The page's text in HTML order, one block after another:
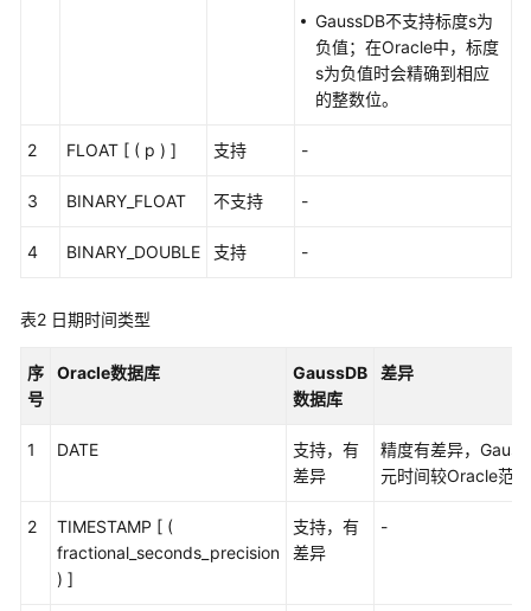
指
调
指
参
考
GaussDB不支持标度s为
负值；在Oracle中，标度
s为负值时会精确到相应
的整数位。
2 FLOAT [ ( p ) ] 支持 -
3 BINARY_FLOAT 不支持 -
4 BINARY_DOUBLE 支持 -
表2 日期时间类型
序
号
Oracle数据库
GaussDB
数据库
差异
1 DATE
支持，有
差异
精度有差异，
元时间较Oracle范
2
TIMESTAMP [ (
fractional_seconds_precision
) ]
支持，有
差异
-